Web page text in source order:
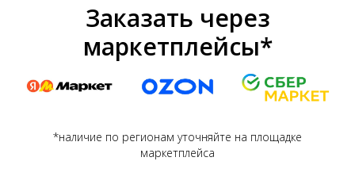
Заказать через
маркетплейсы*
*наличие по регионам уточняйте на площадке
маркетплейса